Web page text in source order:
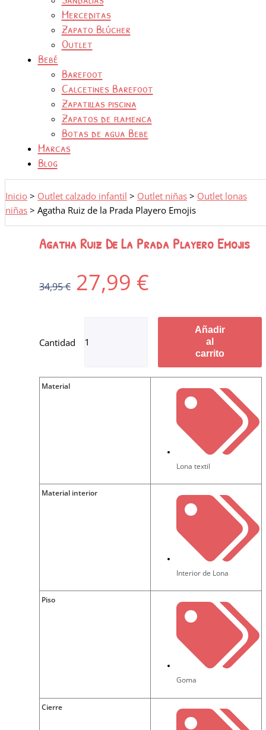
Merceditas
Zapato Blúcher
Outlet
Bebé
Barefoot
Calcetines Barefoot
Zapatillas piscina
Zapatos de flamenca
Botas de agua Bebe
Marcas
Blog
Inicio > Outlet calzado infantil > Outlet niñas > Outlet lonas
niñas > Agatha Ruiz de la Prada Playero Emojis
Agatha Ruiz De La Prada Playero Emojis
34,95€ 27,99 €
Añadir
al
carrito
Material
Lona textil
Material interior
Interior de Lona
Piso
Goma
Cierre